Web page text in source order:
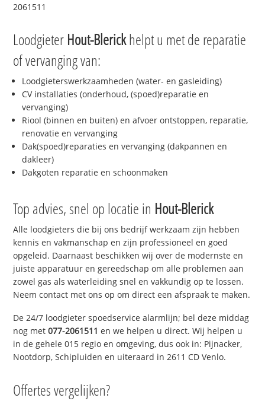
2061511
Loodgieter Hout-Blerickhelpt u met de reparatie
of vervanging van:
Loodgieterswerkzaamheden (water- en gasleiding)
CV installaties (onderhoud, (spoed)reparatie en
vervanging)
Riool (binnen en buiten) en afvoer ontstoppen, reparatie,
renovatie en vervanging
Dak(spoed)reparaties en vervanging (dakpannen en
dakleer)
Dakgoten reparatie en schoonmaken
Top advies, snel op locatie in Hout-Blerick
Alle loodgieters die bij ons bedrijf werkzaam zijn hebben
kennis en vakmanschap en zijn professioneel en goed
opgeleid. Daarnaast beschikken wij over de modernste en
juiste apparatuur en gereedschap om alle problemen aan
zowel gas als waterleiding snel en vakkundig op te lossen.
Neem contact met ons op om direct een afspraak te maken.
De 24/7 loodgieter spoedservice alarmlijn; bel deze middag
nog met077-2061511 en we helpen u direct. Wij helpen u
in de gehele 015 regio en omgeving, dus ook in: Pijnacker,
Nootdorp, Schipluiden en uiteraard in 2611 CD Venlo.
Offertes vergelijken?